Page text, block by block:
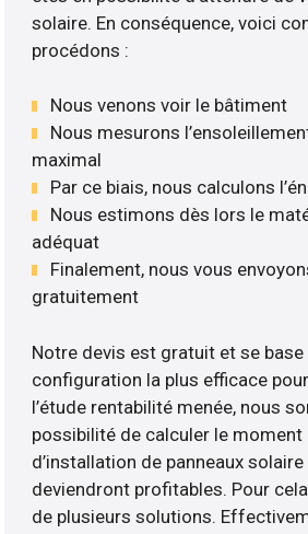
solaire. En conséquence, voici
procédons :
Nous venons voir le bâtiment
Nous mesurons
maximal
Par ce biais, nous calculons
Nous estimons dès lors le
adéquat
Finalement, nous vous
gratuitement
Notre devis est gratuit et se base
configuration la plus efficace
l’étude rentabilité menée, nous
possibilité de calculer le moment
d’installation de panneaux
deviendront profitables. Pour
de plusieurs solutions.